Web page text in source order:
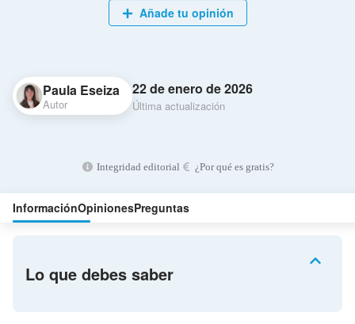
Añade tu opinión
Paula Eseiza
Autor
22 de enero de 2026
Última actualización
Integridad editorial ¿Por qué es gratis?
InformaciónOpinionesPreguntas
Lo que debes saber